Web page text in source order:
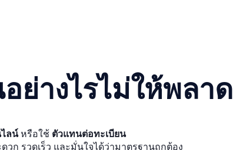
ย่างไรไม่ให้พลาด
ลน์หรือใช้ ตัวแทนต่อทะเบียน
วก รวดเร็ว และมั่นใจได้ว่ามาตรฐานถูกต้อง